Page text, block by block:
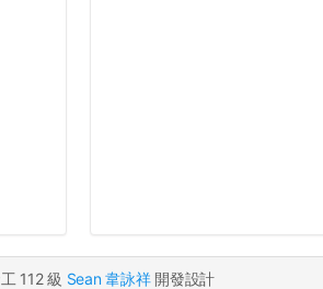
112 級 Sean 韋詠祥開發設計